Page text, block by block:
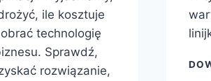
ile kosztuje
technologię
Sprawdź,
rozwiązanie,